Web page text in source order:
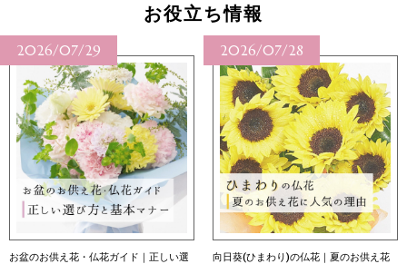
お役立ち情報
2026/07/28
向日葵(ひまわり)の仏花｜夏のお供え花
2026/07/27
向日葵（ひまわり）の花言葉｜本数別の